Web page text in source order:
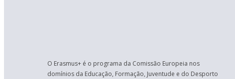
O Erasmus+ é o programa da Comissão Europeia nos
domínios da Educação, Formação, Juventude e do Desporto